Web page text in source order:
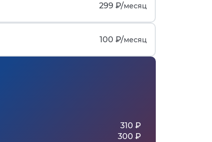
299 ₽/месяц
100 ₽/месяц
310 ₽
300 ₽